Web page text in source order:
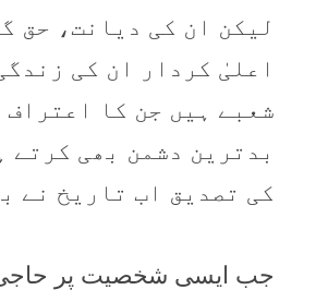
لیکن ان کی دیانت، حق
اعلیٰ کردار ان کی
شعبے ہیں جن کا اعتراف
بدترین دشمن بھی کرتے
کی تصدیق اب تاریخ نے
جب ایسی شخصیت پر